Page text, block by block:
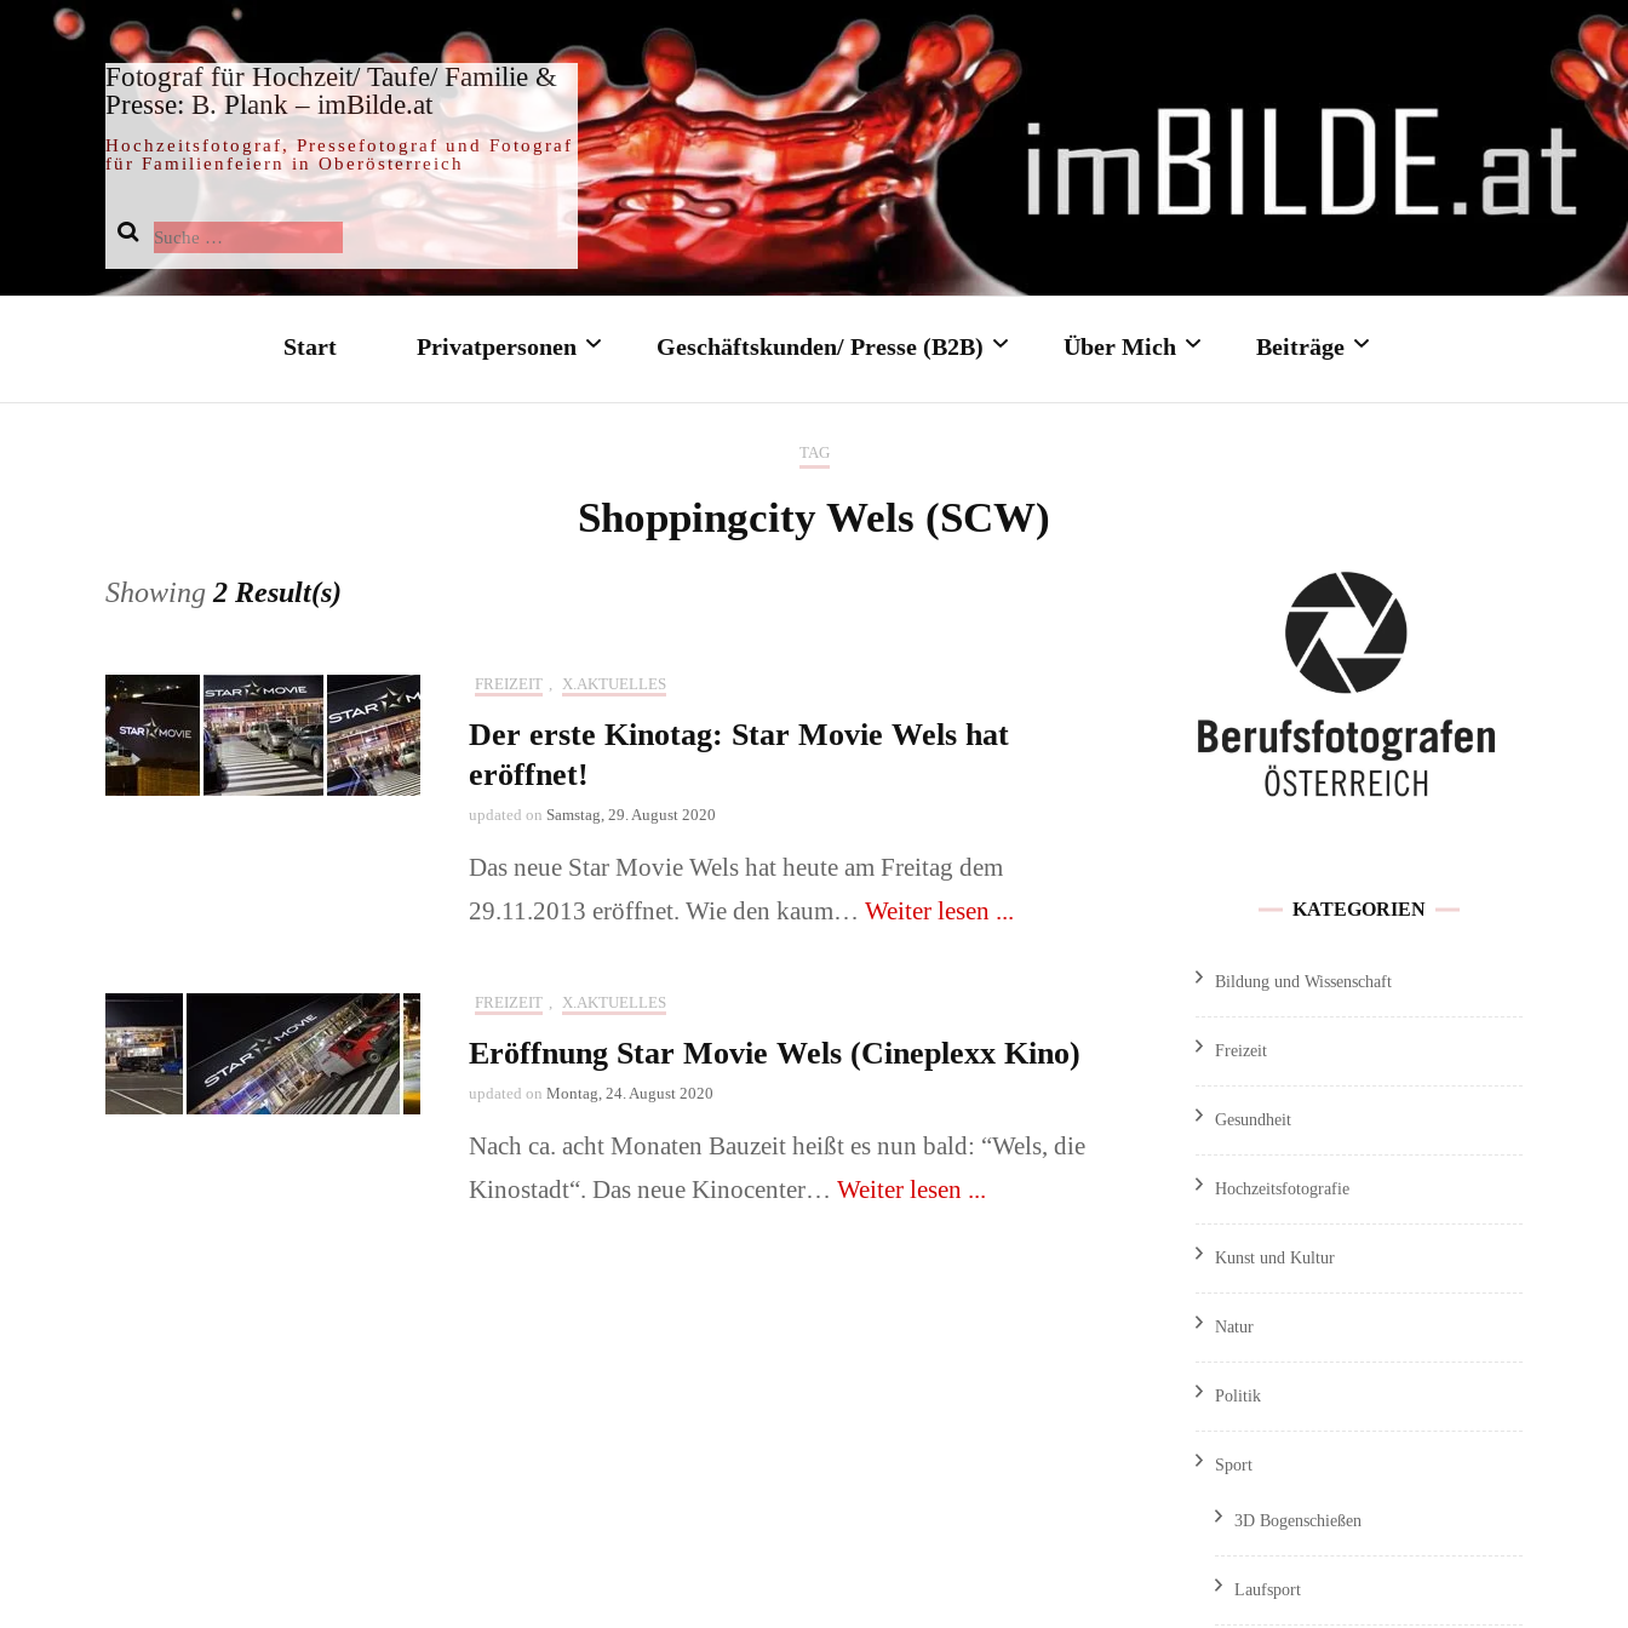
Fotograf für Hochzeit/ Taufe/ Familie &
Presse: B. Plank – imBilde.at
Hochzeitsfotograf, Pressefotograf und Fotograf
für Familienfeiern in Oberösterreich
Suche
nach:
Start Privatpersonen
Taufe / Taufgottesdienst
Naturerlebnisse/ Sonstiges
📞Preise & Fotograf
Geschäftskunden/ Presse (B2B)
Firmenfeier/ Firmenevent
Tagungen/ Konferenzen
stände.
buchen!
Über Mich
Referenzen und
Beiträge
Traunsee
Hochzeitslocations OÖ
TAG
Shoppingcity Wels (SCW)
Showing 2 Result(s)
FREIZEIT X.AKTUELLES
Der erste Kinotag: Star Movie Wels hat
eröffnet!
updated on Samstag, 29. August 2020
Das neue Star Movie Wels hat heute am Freitag dem
29.11.2013 eröffnet. Wie den kaum… Weiter lesen ...
FREIZEIT X.AKTUELLES
Eröffnung Star Movie Wels (Cineplexx Kino)
updated on Montag, 24. August 2020
Nach ca. acht Monaten Bauzeit heißt es nun bald: “Wels, die
Kinostadt“. Das neue Kinocenter… Weiter lesen ...
KATEGORIEN
Bildung und Wissenschaft
Freizeit
Gesundheit
Hochzeitsfotografie
Kunst und Kultur
Natur
Politik
Sport
3D Bogenschießen
Laufsport